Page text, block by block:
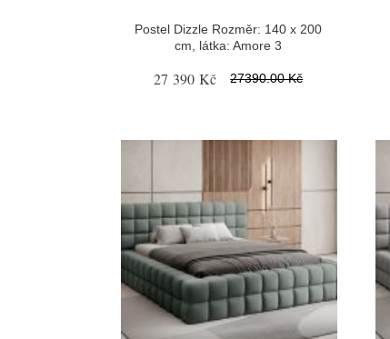
Postel Dizzle Rozměr: 140 x 200
cm, látka: Amore 3
27 390 Kč 27390.00 Kč